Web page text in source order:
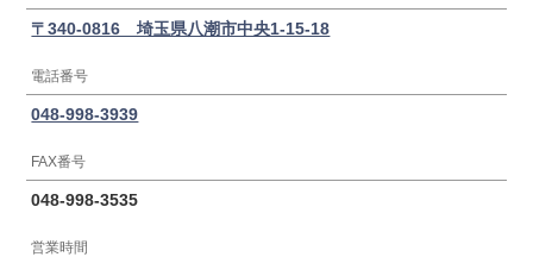
〒340-0816 埼玉県八潮市中央1-15-18
電話番号
048-998-3939
FAX番号
048-998-3535
営業時間